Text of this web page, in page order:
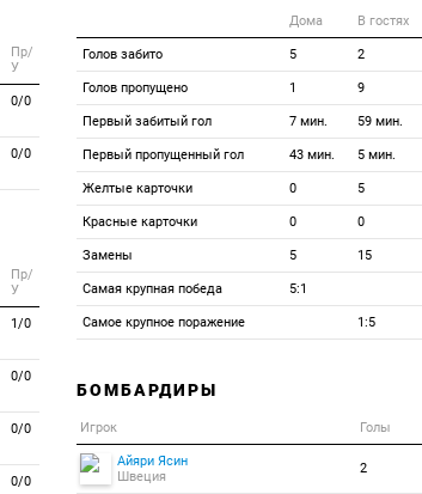
Пр/
У
0/0
0/0
Пр/
У
1/0
0/0
0/0
0/0
Дома В гостях
Голов забито 5 2
Голов пропущено 1 9
Первый забитый гол 7 мин. 59 мин.
Первый пропущенный гол 43 мин. 5 мин.
Желтые карточки 0 5
Красные карточки 0 0
Замены 5 15
Самая крупная победа 5:1
Самое крупное поражение 1:5
БОМБАРДИРЫ
Игрок Голы
Айяри Ясин
Швеция
2